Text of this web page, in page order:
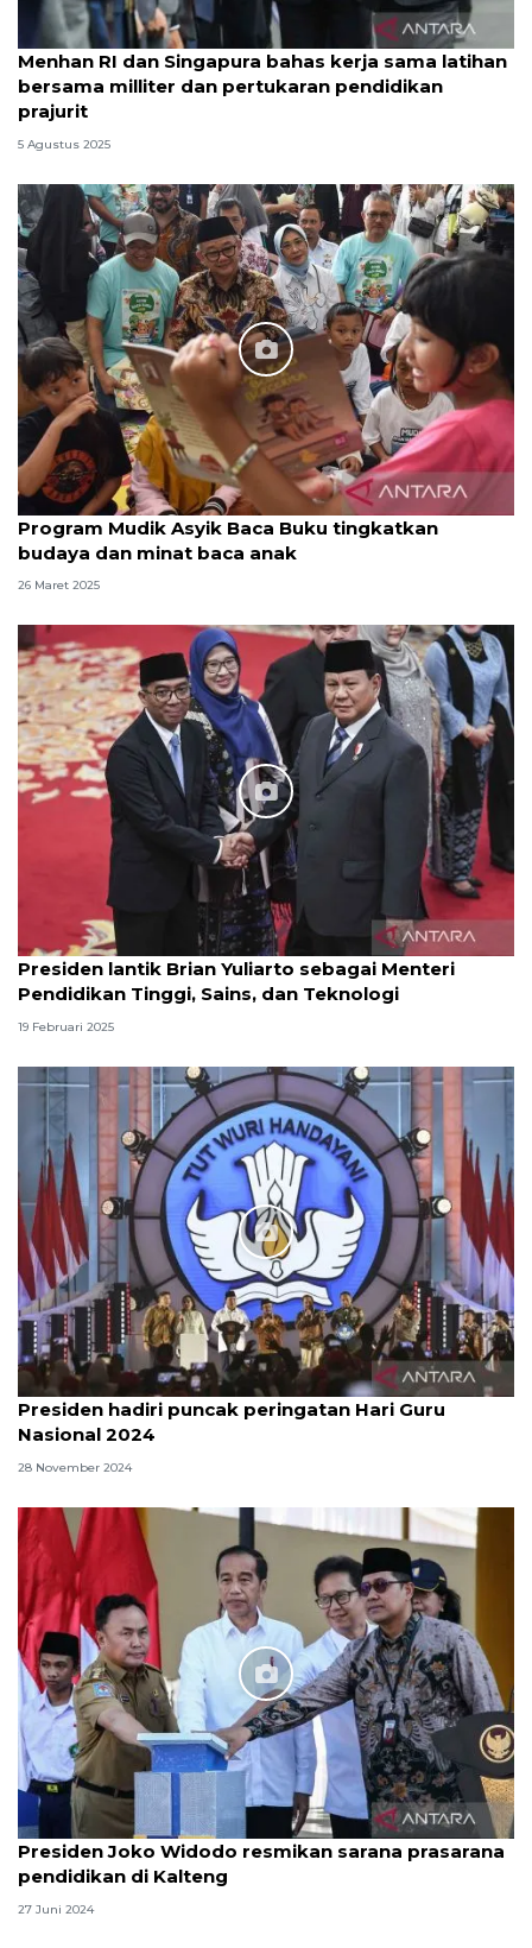
Menhan RI dan Singapura bahas kerja sama latihan
bersama milliter dan pertukaran pendidikan
prajurit
5 Agustus 2025
Program Mudik Asyik Baca Buku tingkatkan
budaya dan minat baca anak
26 Maret 2025
Presiden lantik Brian Yuliarto sebagai Menteri
Pendidikan Tinggi, Sains, dan Teknologi
19 Februari 2025
Presiden hadiri puncak peringatan Hari Guru
Nasional 2024
28 November 2024
Presiden Joko Widodo resmikan sarana prasarana
pendidikan di Kalteng
27 Juni 2024